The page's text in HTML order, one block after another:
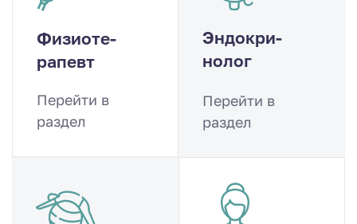
Физиоте­
рапевт
Перейти в
раздел
Эндокри­
нолог
Перейти в
раздел